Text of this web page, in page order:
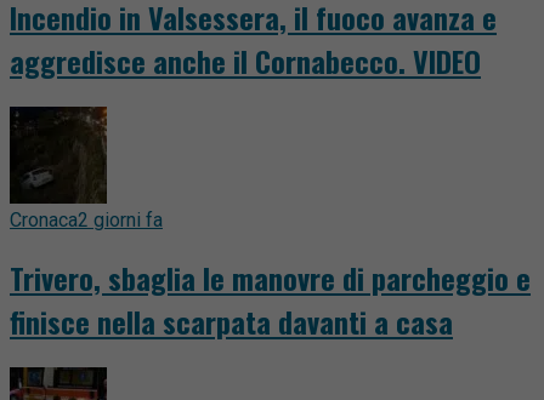
Incendio in Valsessera, il fuoco avanza e
aggredisce anche il Cornabecco. VIDEO
Cronaca2 giorni fa
Trivero, sbaglia le manovre di parcheggio e
finisce nella scarpata davanti a casa